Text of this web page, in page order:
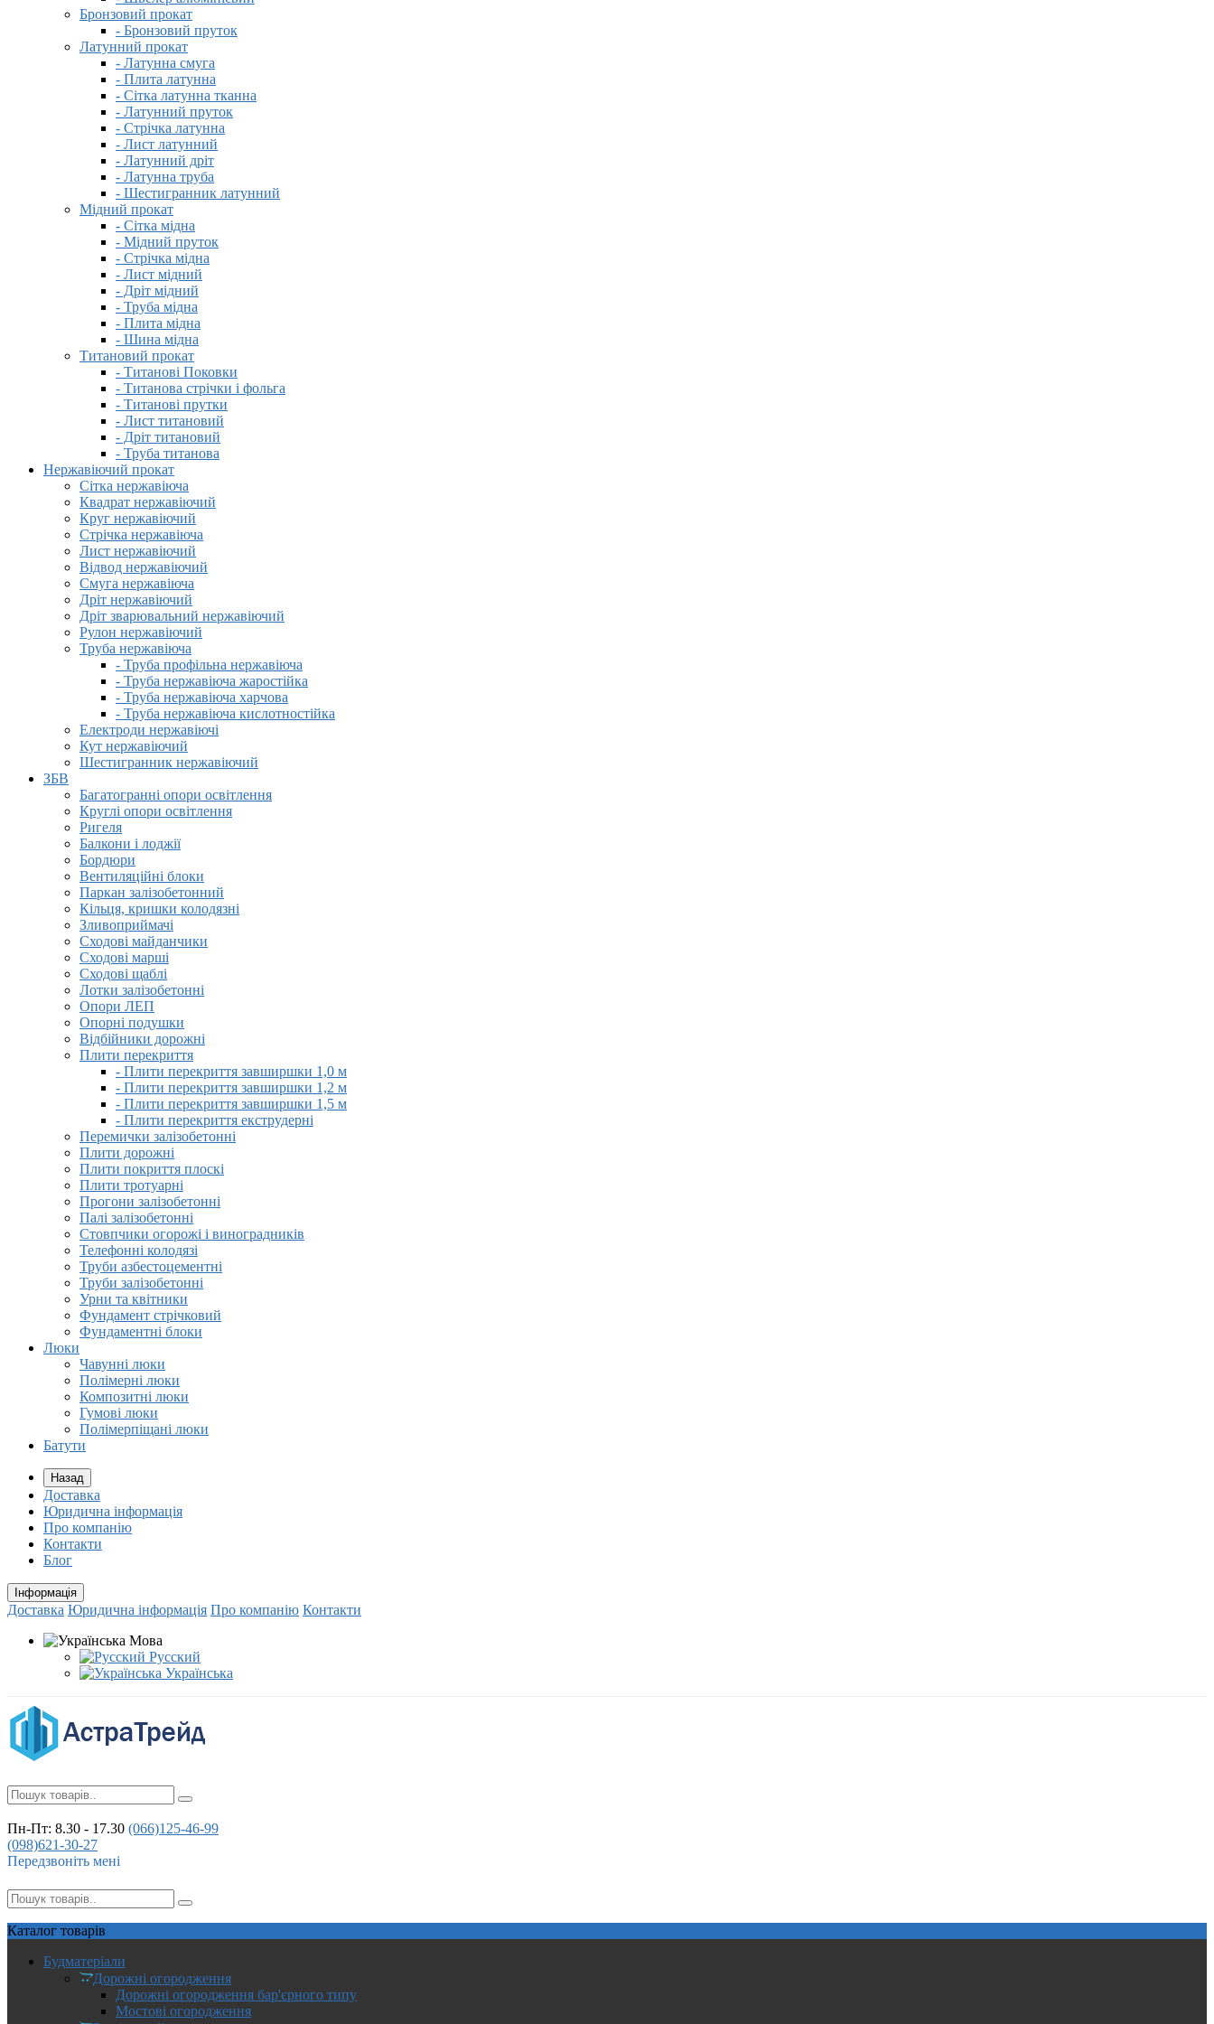
Бронзовий прокат
- Бронзовий пруток
Латунний прокат
- Латунна смуга
- Плита латунна
- Сітка латунна тканна
- Латунний пруток
- Стрічка латунна
- Лист латунний
- Латунний дріт
- Латунна труба
- Шестигранник латунний
Мідний прокат
- Сітка мідна
- Мідний пруток
- Стрічка мідна
- Лист мідний
- Дріт мідний
- Труба мідна
- Плита мідна
- Шина мідна
Титановий прокат
- Титанові Поковки
- Титанова стрічки і фольга
- Титанові прутки
- Лист титановий
- Дріт титановий
- Труба титанова
Нержавіючий прокат
Сітка нержавіюча
Квадрат нержавіючий
Круг нержавіючий
Стрічка нержавіюча
Лист нержавіючий
Відвод нержавіючий
Смуга нержавіюча
Дріт нержавіючий
Дріт зварювальний нержавіючий
Рулон нержавіючий
Труба нержавіюча
- Труба профільна нержавіюча
- Труба нержавіюча жаростійка
- Труба нержавіюча харчова
- Труба нержавіюча кислотностійка
Електроди нержавіючі
Кут нержавіючий
Шестигранник нержавіючий
ЗБВ
Багатогранні опори освітлення
Круглі опори освітлення
Ригеля
Балкони і лоджії
Бордюри
Вентиляційні блоки
Паркан залізобетонний
Кільця, кришки колодязні
Зливоприймачі
Сходові майданчики
Сходові марші
Сходові щаблі
Лотки залізобетонні
Опори ЛЕП
Опорні подушки
Відбійники дорожні
Плити перекриття
- Плити перекриття завширшки 1,0 м
- Плити перекриття завширшки 1,2 м
- Плити перекриття завширшки 1,5 м
- Плити перекриття екструдерні
Перемички залізобетонні
Плити дорожні
Плити покриття плоскі
Плити тротуарні
Прогони залізобетонні
Палі залізобетонні
Стовпчики огорожі і виноградників
Телефонні колодязі
Труби азбестоцементні
Труби залізобетонні
Урни та квітники
Фундамент стрічковий
Фундаментні блоки
Люки
Чавунні люки
Полімерні люки
Композитні люки
Гумові люки
Полімерпіщані люки
Батути
Назад
Доставка
Юридична інформація
Про компанію
Контакти
Блог
Інформація
Доставка Юридична інформація Про компанію Контакти
Мова
Русский
Українська
Пн-Пт: 8.30 - 17.30 (066)125-46-99
(098)621-30-27
Передзвоніть мені
Каталог товарів
Будматеріали
Дорожні огородження
Дорожні огородження бар'єрного типу
Мостові огородження